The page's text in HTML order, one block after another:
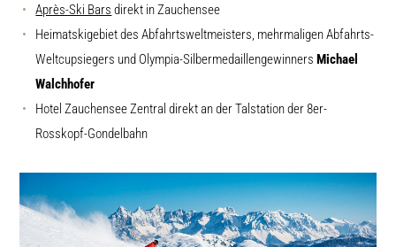
Après-Ski Bars direkt in Zauchensee
Heimatskigebiet des Abfahrtsweltmeisters, mehrmaligen Abfahrts-
Weltcupsiegers und Olympia-SilbermedaillengewinnersMichael
Walchhofer
Hotel Zauchensee Zentral direkt an der Talstation der 8er-
Rosskopf-Gondelbahn